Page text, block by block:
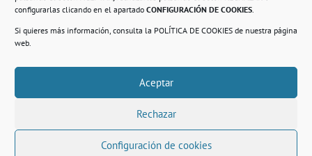
configurarlas clicando en el apartado CONFIGURACIÓN DE COOKIES.
Si quieres más información, consulta la POLÍTICA DE COOKIES de nuestra página
web.
Aceptar
Rechazar
Configuración de cookies
© 2021. Realizado en el Centro de Rehabilitación